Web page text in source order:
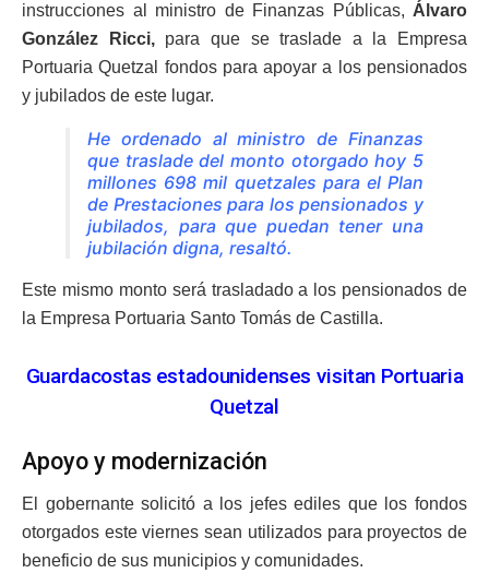
instrucciones al ministro de Finanzas Públicas, Álvaro
González Ricci,para que se traslade a la Empresa
Portuaria Quetzal fondos para apoyar a los pensionados
y jubilados de este lugar.
He ordenado al ministro de Finanzas
que traslade del monto otorgado hoy 5
millones 698 mil quetzales para el Plan
de Prestaciones para los pensionados y
jubilados, para que puedan tener una
jubilación digna, resaltó.
Este mismo monto será trasladado a los pensionados de
la Empresa Portuaria Santo Tomás de Castilla.
Guardacostas estadounidenses visitan Portuaria
Quetzal
Apoyo y modernización
El gobernante solicitó a los jefes ediles que los fondos
otorgados este viernes sean utilizados para proyectos de
beneficio de sus municipios y comunidades.